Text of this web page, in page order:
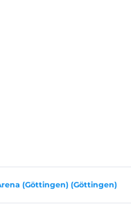
(Göttingen) (Göttingen)